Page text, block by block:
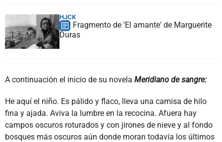
HJCK
Fragmento de 'El amante' de Marguerite
Duras
A continuación el inicio de su novela Meridiano de sangre:
He aquí el niño. Es pálido y flaco, lleva una camisa de hilo
fina y ajada. Aviva la lumbre en la recocina. Afuera hay
campos oscuros roturados y con jirones de nieve y al fondo
bosques más oscuros aún donde moran todavía los últimos